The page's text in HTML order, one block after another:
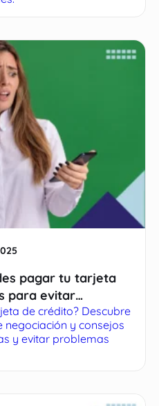
pagar tu tarjeta
para evitar
de crédito? Descubre
negociación y consejos
y evitar problemas